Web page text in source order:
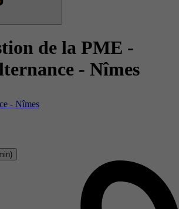
de la PME -
- Nîmes
- Nîmes